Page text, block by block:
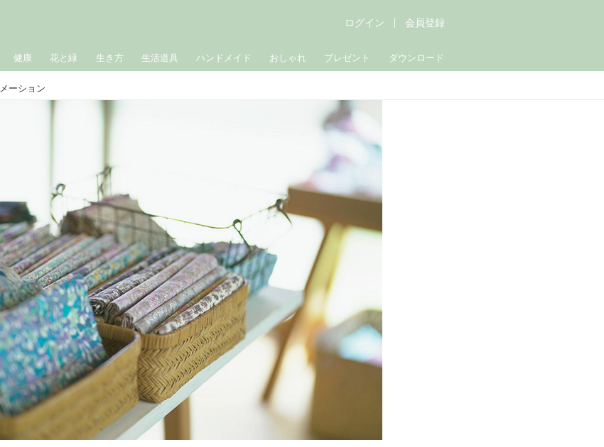
健康 花と緑 生き方 生活道具 ハンドメイド おしゃれ プレゼント ダウンロード
ログイン 会員登録
ーション